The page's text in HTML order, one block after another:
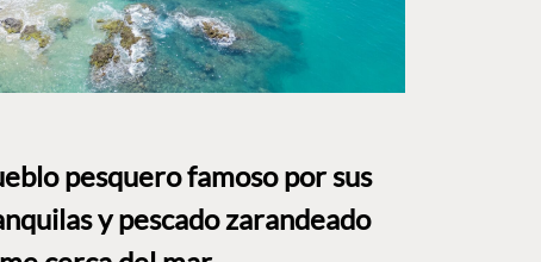
pesquero famoso por sus
y pescado zarandeado